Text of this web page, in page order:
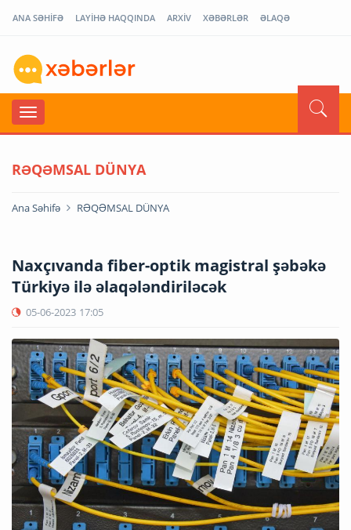
ANA SƏHİFƏ LAYİHƏ HAQQINDA ARXİV XƏBƏRLƏR ƏLAQƏ
RƏQƏMSAL DÜNYA
Ana Səhifə RƏQƏMSAL DÜNYA
Naxçıvanda fiber-optik magistral şəbəkə
Türkiyə ilə əlaqələndiriləcək
05-06-2023 17:05